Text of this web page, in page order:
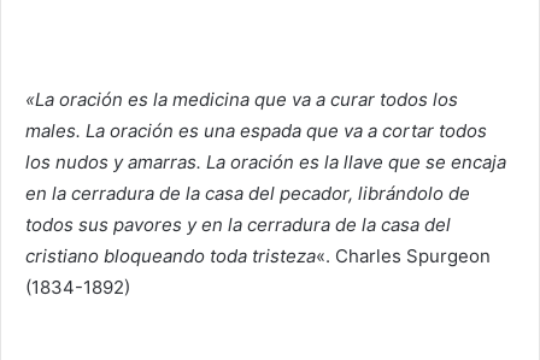
«La oración es la medicina que va a curar todos los
males. La oración es una espada que va a cortar todos
los nudos y amarras. La oración es la llave que se encaja
en la cerradura de la casa del pecador, librándolo de
todos sus pavores y en la cerradura de la casa del
cristiano bloqueando toda tristeza«. Charles Spurgeon
(1834-1892)